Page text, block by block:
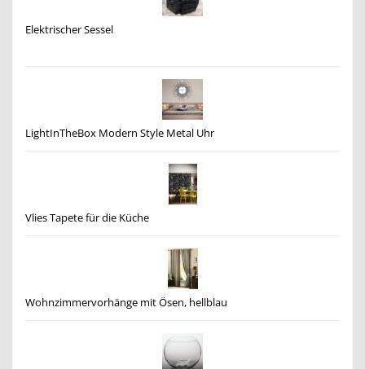
Elektrischer Sessel
LightInTheBox Modern Style Metal Uhr
Vlies Tapete für die Küche
Wohnzimmervorhänge mit Ösen, hellblau